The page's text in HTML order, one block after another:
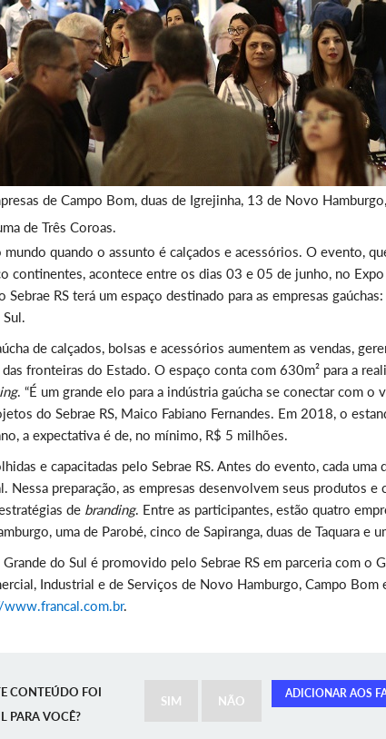
de Campo Bom, duas de Igrejinha, 13 de Novo
de Três Coroas.
mundo quando o assunto é calçados e acessórios. O evento,
continentes, acontece entre os dias 03 e 05 de junho, no
RS terá um espaço destinado para as empresas
de calçados, bolsas e acessórios aumentem as vendas,
fronteiras do Estado. O espaço conta com 630m² para a
. “É um grande elo para a indústria gaúcha se conectar com o
do Sebrae RS, Maico Fabiano Fernandes. Em 2018, o
a expectativa é de, no mínimo, R$ 5 milhões.
e capacitadas pelo Sebrae RS. Antes do evento, cada uma
preparação, as empresas desenvolvem seus produtos e
de branding. Entre as participantes, estão quatro
uma de Parobé, cinco de Sapiranga, duas de Taquara e
do Sul é promovido pelo Sebrae RS em parceria com o
Industrial e de Serviços de Novo Hamburgo, Campo Bom
.
ADICIONAR AOS
CONTEÚDO FOI
PARA VOCÊ?
SIM NÃO